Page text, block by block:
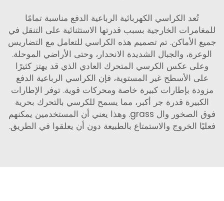
تُعد الكراسي الكهربائية الرباعية الدفع مناسبة تمامًا
للمغامرات الخارجية بسبب قدرتها الاستثنائية على التنقل في
جميع الأماكن. تم تصميم هذه الكراسي للتعامل مع التضاريس
الوعرة، والجبال الشديدة الانحدار، وحتى الأراضي الموحلة.
وعلى عكس الكرسي المتحرك العادي الذي قد يهتز كثيرًا
على الأسطح غير المستوية، فإن الكراسي الرباعية الدفع
مزودة بإطارات كبيرة خاصة ومحركات قوية. توفر الإطارات
الكبيرة قدرة جر أكبر، مما يسمح للكرسي بالتحرك بحرية
فوق الصخور وال grass. وهذا يعني أن المستخدمين يمكنهم
فعليًا الخروج والاستمتاع بالطبيعة دون أن يعلقوا في الطريق.